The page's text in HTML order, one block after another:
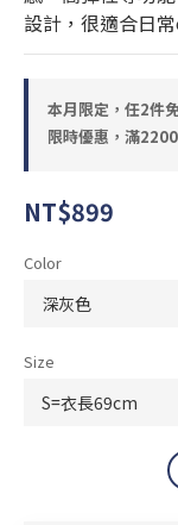
設計，很適合日
本月限定，任2件
限時優惠，滿
NT$899
Color
Size